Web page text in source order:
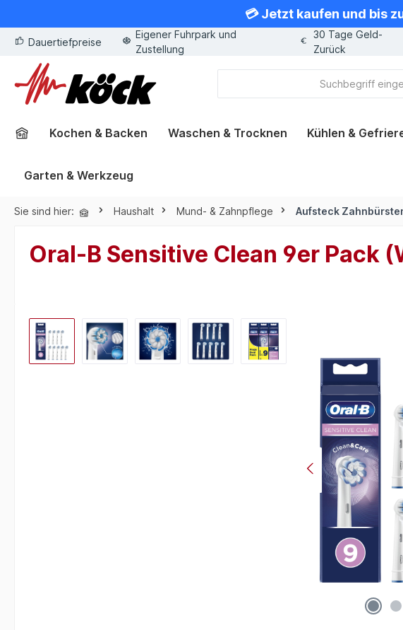
💳 Jetzt kaufen und bis
Dauertiefpreise
Eigener Fuhrpark und
Zustellung
30 Tage Geld-
Zurück
Kochen & Backen Waschen & Trocknen Kühlen &
Garten & Werkzeug
Sie sind hier: Haushalt Mund- & Zahnpflege Aufsteck
Oral-B Sensitive Clean 9er Pack
Bildergalerie überspringen